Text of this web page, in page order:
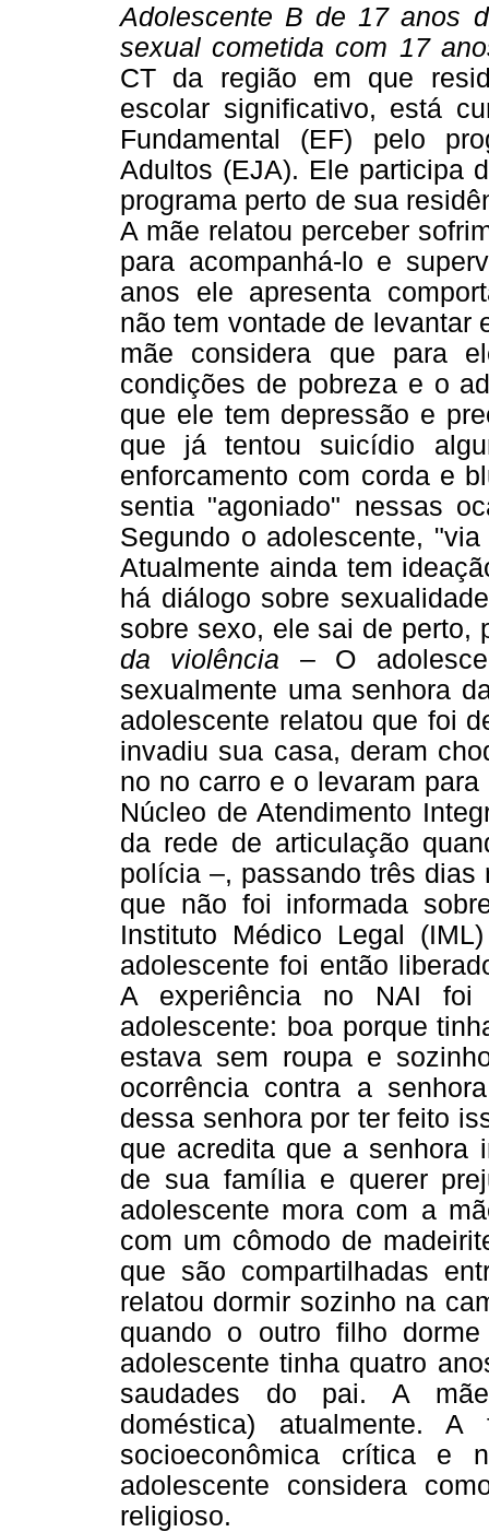
Adolescente B de 17 anos
sexual cometida com 17
CT da região em que
escolar significativo, está
Fundamental (EF) pelo
Adultos (EJA). Ele participa
programa perto de sua
A mãe relatou perceber
para acompanhá-lo e
anos ele apresenta
não tem vontade de levantar
mãe considera que para
condições de pobreza e o
que ele tem depressão e
que já tentou suicídio
enforcamento com corda e
sentia "agoniado" nessas
Segundo o adolescente,
Atualmente ainda tem
há diálogo sobre
sobre sexo, ele sai de perto,
da violência – O
sexualmente uma senhora
adolescente relatou que foi
invadiu sua casa, deram
no no carro e o levaram
Núcleo de Atendimento
da rede de articulação
polícia –, passando três
que não foi informada
Instituto Médico Legal
adolescente foi então
A experiência no NAI
adolescente: boa porque
estava sem roupa e
ocorrência contra a
dessa senhora por ter feito
que acredita que a senhora
de sua família e querer
adolescente mora com a
com um cômodo de
que são compartilhadas
relatou dormir sozinho na
quando o outro filho
adolescente tinha quatro
saudades do pai. A mãe
doméstica) atualmente.
socioeconômica crítica e
adolescente considera
religioso.